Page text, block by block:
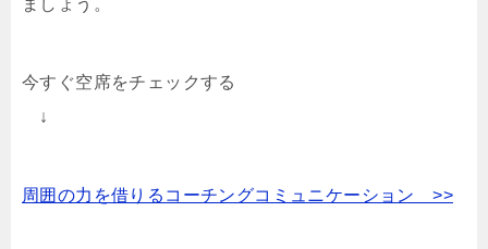
ましょう。
今すぐ空席をチェックする
↓
周囲の力を借りるコーチングコミュニケーション >>